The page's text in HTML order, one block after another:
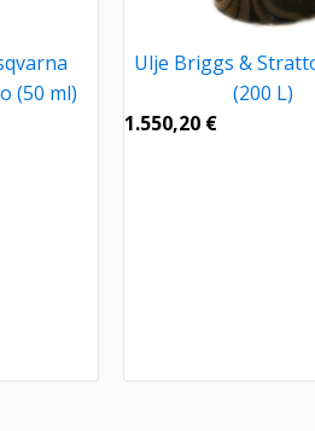
(50 ml)
Ulje Briggs &
(200 L)
1.550,20 €